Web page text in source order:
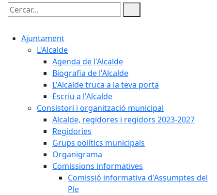
Cercar:
Ajuntament
L'Alcalde
Agenda de l'Alcalde
Biografia de l'Alcalde
L'Alcalde truca a la teva porta
Escriu a l'Alcalde
Consistori i organització municipal
Alcalde, regidores i regidors 2023-2027
Regidories
Grups polítics municipals
Organigrama
Comissions informatives
Comissió informativa d'Assumptes del
Ple